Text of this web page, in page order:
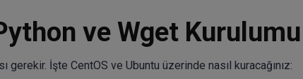
ve Wget Kurulumu
İşte CentOS ve Ubuntu üzerinde nasıl kuracağınız: